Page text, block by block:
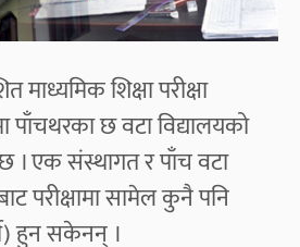
माध्यमिक शिक्षा परीक्षा
छ वटा विद्यालयको
एक संस्थागत र पाँच वटा
परीक्षामा सामेल कुनै पनि
हुन सकेनन् ।